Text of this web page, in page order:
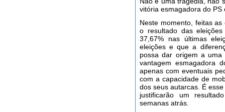
vitória esmagadora do
Neste momento, feitas
o resultado das
37,67% nas últimas
eleições e que a
possa dar origem a uma
vantagem esmagadora
apenas com eventuais
com a capacidade de
dos seus autarcas. É
justificarão um
semanas atrás.